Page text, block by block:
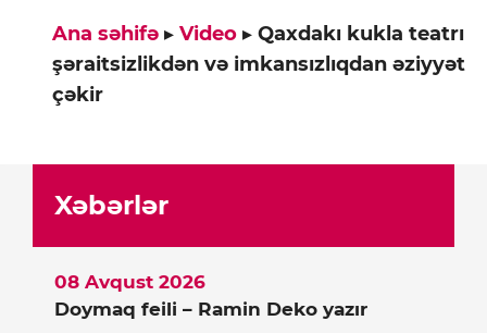
Ana səhifə ▸ Video ▸ Qaxdakı kukla teatrı
şəraitsizlikdən və imkansızlıqdan əziyyət
çəkir
Xəbərlər
Doymaq feili – Ramin Deko yazır
08 Avqust 2026